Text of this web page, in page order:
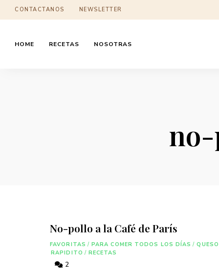
CONTACTANOS NEWSLETTER
HOME RECETAS NOSOTRAS
no-
No-pollo a la Café de París
FAVORITAS / PARA COMER TODOS LOS DÍAS /
RAPIDITO / RECETAS
2